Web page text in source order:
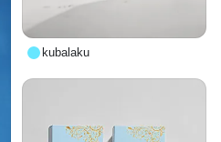
kubalaku